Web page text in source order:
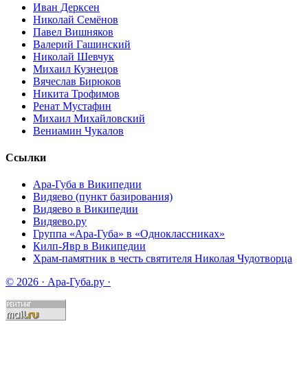
Иван Дерксен
Николай Семёнов
Павел Вишняков
Валерий Гашинский
Николай Шевчук
Михаил Кузнецов
Вячеслав Бирюков
Никита Трофимов
Ренат Мустафин
Михаил Михайловский
Вениамин Чукалов
Ссылки
Ара-Губа в Википедии
Видяево (пункт базирования)
Видяево в Википедии
Видяево.ру
Группа «Ара-Губа» в «Одноклассниках»
Килп-Явр в Википедии
Храм-памятник в честь святителя Николая Чудотворца
© 2026 · Ара-Губа.ру ·